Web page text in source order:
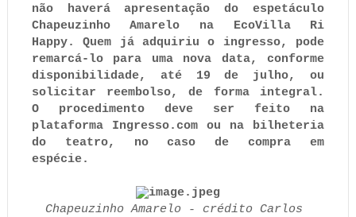
não haverá apresentação do espetáculo
Chapeuzinho Amarelo na EcoVilla Ri
Happy. Quem já adquiriu o ingresso, pode
remarcá-lo para uma nova data, conforme
disponibilidade, até 19 de julho, ou
solicitar reembolso, de forma integral.
O procedimento deve ser feito na
plataforma Ingresso.com ou na bilheteria
do teatro, no caso de compra em
espécie.
Chapeuzinho Amarelo - crédito Carlos